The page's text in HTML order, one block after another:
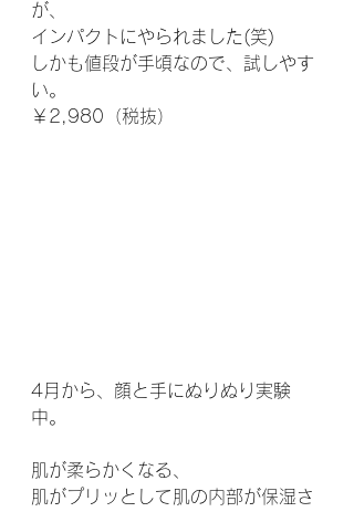
が、
インパクトにやられました(笑)
しかも値段が手頃なので、試しやす
い。
￥2,980（税抜）
4月から、顔と手にぬりぬり実験
中。
肌が柔らかくなる、
肌がプリッとして肌の内部が保湿さ